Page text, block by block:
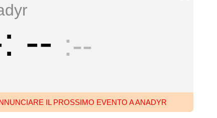
-- --
IL PROSSIMO EVENTO A ANADYR